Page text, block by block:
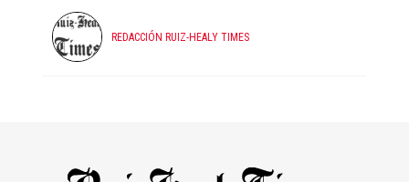
REDACCIÓN RUIZ-HEALY TIMES